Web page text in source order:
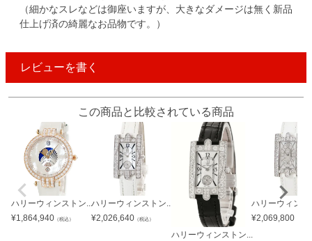
（細かなスレなどは御座いますが、大きなダメージは無く新品
仕上げ済の綺麗なお品物です。）
レビューを書く
この商品と比較されている商品
ハリーウィンストン...
¥1,864,940 （税込）
ハリーウィンストン...
¥2,026,640 （税込）
ハリーウィンストン...
ハリーウィンス
¥2,069,800